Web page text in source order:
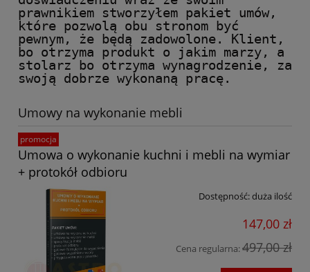
prawnikiem stworzyłem pakiet umów,
które pozwolą obu stronom być
pewnym, że będą zadowolone. Klient,
bo otrzyma produkt o jakim marzy, a
stolarz bo otrzyma wynagrodzenie, za
swoją dobrze wykonaną pracę.
Umowy na wykonanie mebli
Umowa o wykonanie kuchni i mebli na wymiar
+ protokół odbioru
Dostępność:duża ilość
147,00 zł
Cena regularna:497,00 zł
promocja